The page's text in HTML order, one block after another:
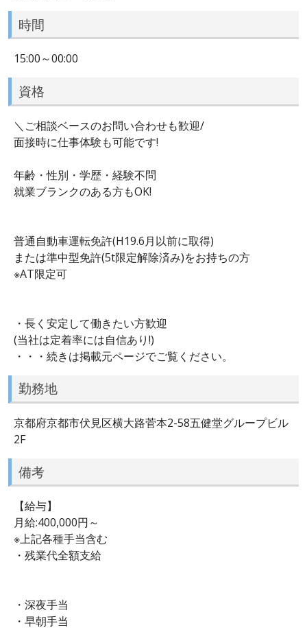
時間
15:00～00:00
資格
＼ご相談ベースのお問い合わせも歓迎/
面接時に仕事体験も可能です!
年齢・性別・学歴・経験不問
就業ブランクのある方もOK!
普通自動車運転免許(H19.6月以前に取得)
または準中型免許(5t限定解除済み)をお持ちの方
※AT限定可
・長く安定して働きたい方歓迎
(当社は定着率には自信あり!)
・・・続きは掲載元ページでご覧ください。
勤務地
京都府京都市伏見区横大路菅本2-58五健堂グループビル
2F
備考
【給与】
月給:400,000円～
※上記各種手当含む
・残業代全額支給
・深夜手当
・早朝手当